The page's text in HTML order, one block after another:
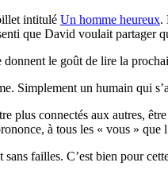
intitulé Un homme heureux.
que David voulait partager
le goût de lire la
Simplement un humain qui
plus connectés aux autres,
à tous les « vous » que
failles. C’est bien pour